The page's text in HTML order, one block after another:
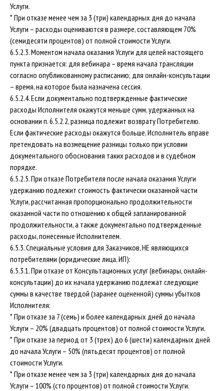
Услуги.
* При отказе менее чем за 3 (три) календарных дня до начала
Услуги – расходы оцениваются в размере, составляющем 70%
(семидесяти процентов) от полной стоимости Услуги.
6.5.2.3. Моментом начала оказания Услуги для целей настоящего
пункта признается: для вебинара – время начала трансляции
согласно опубликованному расписанию; для онлайн-консультации
– время, на которое была назначена сессия.
6.5.2.4. Если документально подтвержденные фактические
расходы Исполнителя окажутся меньше сумм, удержанных на
основании п. 6.5.2.2, разница подлежит возврату Потребителю.
Если фактические расходы окажутся больше, Исполнитель вправе
претендовать на возмещение разницы только при условии
документального обоснования таких расходов и в судебном
порядке.
6.5.2.5. При отказе Потребителя после начала оказания Услуги
удержанию подлежит стоимость фактически оказанной части
Услуги, рассчитанная пропорционально продолжительности
оказанной части по отношению к общей запланированной
продолжительности, а также документально подтвержденные
расходы, понесенные Исполнителем.
6.5.3. Специальные условия для Заказчиков, НЕ являющихся
потребителями (юридические лица, ИП):
6.5.3.1. При отказе от Консультационных услуг (вебинары, онлайн-
консультации) до их начала удержанию подлежат следующие
суммы в качестве твердой (заранее оцененной) суммы убытков
Исполнителя:
* При отказе за 7 (семь) и более календарных дней до начала
Услуги – 20% (двадцать процентов) от полной стоимости Услуги.
* При отказе за период от 3 (трех) до 6 (шести) календарных дней
до начала Услуги – 50% (пятьдесят процентов) от полной
стоимости Услуги.
* При отказе менее чем за 3 (три) календарных дня до начала
Услуги – 100% (сто процентов) от полной стоимости Услуги.